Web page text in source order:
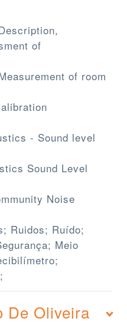
of
of room
- Sound level
Sound Level
Noise
Ruidos; Ruído;
Meio
De Oliveira